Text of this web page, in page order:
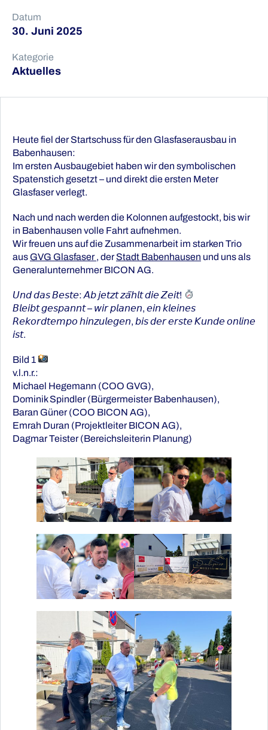
Datum
30. Juni 2025
Kategorie
Aktuelles
Heute fiel der Startschuss für den Glasfaserausbau in
Babenhausen:
Im ersten Ausbaugebiet haben wir den symbolischen
Spatenstich gesetzt – und direkt die ersten Meter
Glasfaser verlegt.
Nach und nach werden die Kolonnen aufgestockt, bis wir
in Babenhausen volle Fahrt aufnehmen.
Wir freuen uns auf die Zusammenarbeit im starken Trio
aus GVG Glasfaser, derStadt Babenhausen und uns als
Generalunternehmer BICON AG.
𝘜𝘯𝘥 𝘥𝘢𝘴 𝘉𝘦𝘴𝘵𝘦: 𝘈𝘣 𝘫𝘦𝘵𝘻𝘵 𝘻𝘢̈𝘩𝘭𝘵 𝘥𝘪𝘦 𝘡𝘦𝘪𝘵!
𝘉𝘭𝘦𝘪𝘣𝘵 𝘨𝘦𝘴𝘱𝘢𝘯𝘯𝘵 – 𝘸𝘪𝘳 𝘱𝘭𝘢𝘯𝘦𝘯, 𝘦𝘪𝘯 𝘬𝘭𝘦𝘪𝘯𝘦𝘴
𝘙𝘦𝘬𝘰𝘳𝘥𝘵𝘦𝘮𝘱𝘰 𝘩𝘪𝘯𝘻𝘶𝘭𝘦𝘨𝘦𝘯, 𝘣𝘪𝘴 𝘥𝘦𝘳 𝘦𝘳𝘴𝘵𝘦 𝘒𝘶𝘯𝘥𝘦 𝘰𝘯𝘭𝘪𝘯𝘦
𝘪𝘴𝘵.
Bild 1
v.l.n.r.:
Michael Hegemann (COO GVG),
Dominik Spindler (Bürgermeister Babenhausen),
Baran Güner (COO BICON AG),
Emrah Duran (Projektleiter BICON AG),
Dagmar Teister (Bereichsleiterin Planung)